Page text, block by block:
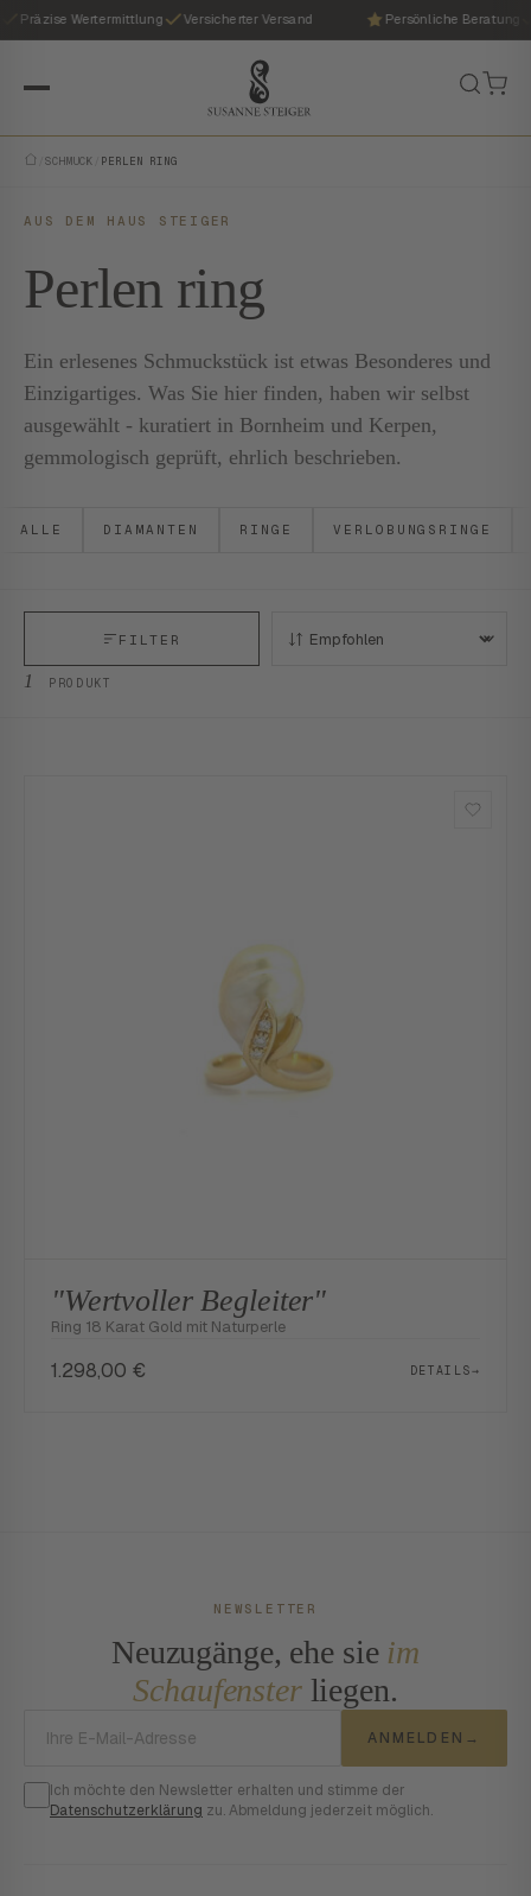
Präzise Wertermittlung Versicherter Versand Persönliche Beratung
SCHMUCK PERLEN RING
AUS DEM HAUS STEIGER
Perlen ring
Ein erlesenes Schmuckstück ist etwas Besonderes und
Einzigartiges. Was Sie hier finden, haben wir selbst
ausgewählt - kuratiert in Bornheim und Kerpen,
gemmologisch geprüft, ehrlich beschrieben.
ALLE DIAMANTEN RINGE VERLOBUNGSRINGE
1 PRODUKT
FILTER SORTIEREN:
"Wertvoller Begleiter"
Ring 18 Karat Gold mit Naturperle
1.298,00 € DETAILS→
NEWSLETTER
Neuzugänge, ehe sie im
Schaufensterliegen.
ANMELDEN →
Ich möchte den Newsletter erhalten und stimme der
Datenschutzerklärung zu. Abmeldung jederzeit möglich.